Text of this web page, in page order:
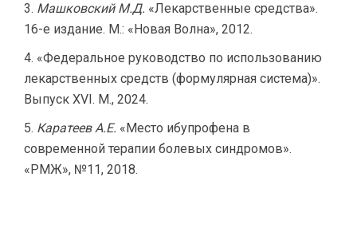
Машковский М.Д. «Лекарственные средства».
16-е издание. М.: «Новая Волна», 2012.
«Федеральное руководство по использованию
лекарственных средств (формулярная система)».
Выпуск XVI. М., 2024.
Каратеев А.Е. «Место ибупрофена в
современной терапии болевых синдромов».
«РМЖ», №11, 2018.